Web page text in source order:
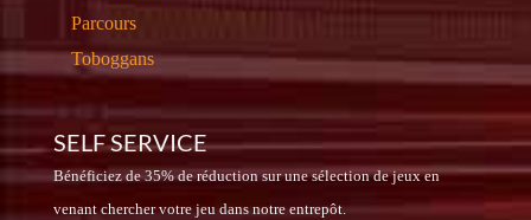
Parcours
Toboggans
SELF SERVICE
Bénéficiez de 35% de réduction sur une sélection de jeux en
venant chercher votre jeu dans notre entrepôt.